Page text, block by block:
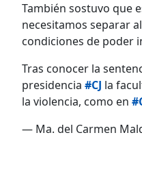
También sostuvo que
necesitamos separar
condiciones de poder
Tras conocer la
presidencia #CJ la
la violencia, como en
— Ma. del Carmen